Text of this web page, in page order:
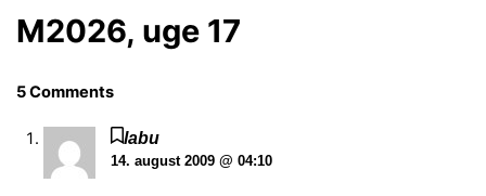
M2026, uge 17
5 Comments
labu
14. august 2009 @ 04:10